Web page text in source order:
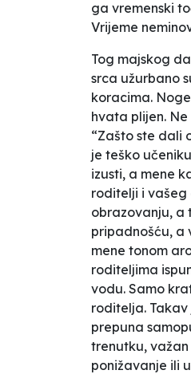
ga vremenski
Vrijeme
Tog majskog
srca užurbano
koracima.
hvata plijen.
“Zašto ste dali
je teško
izusti, a mene
roditelji i vašeg
obrazovanju, a
pripadnošću, a
mene tonom
roditeljima
vodu. Samo
roditelja.
prepuna
trenutku,
ponižavanje ili